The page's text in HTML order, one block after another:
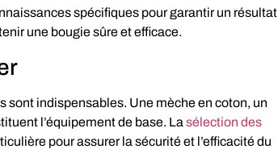
spécifiques pour garantir un résultat
une bougie sûre et efficace.
sont indispensables. Une mèche en coton, un
l’équipement de base. La sélection des
pour assurer la sécurité et l’efficacité du